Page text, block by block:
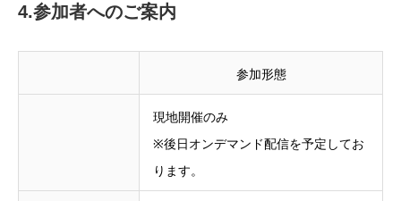
4.参加者へのご案内
参加形態
現地開催のみ
※後日オンデマンド配信を予定してお
ります。